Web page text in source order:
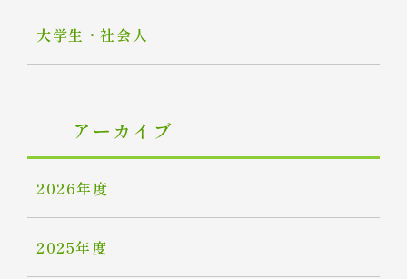
大学生・社会人
アーカイブ
2026年度
2025年度